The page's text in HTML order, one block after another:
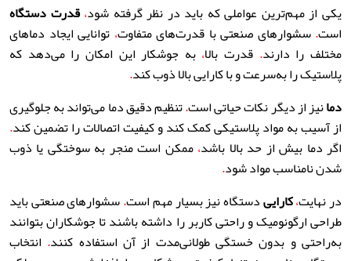
یکی از مهم‌ترین عواملی که باید در نظر گرفته شود، قدرت دستگاه
است.سشوارهای صنعتی با قدرت‌های متفاوت، توانایی ایجاد دماهای
مختلف را دارند. قدرت بالا، به جوشکار این امکان را می‌دهد که
پلاستیک را به‌سرعت و با کارایی بالا ذوب کند.
دمانیز از دیگر نکات حیاتی است.تنظیم دقیق دما می‌تواند به جلوگیری
از آسیب به مواد پلاستیکی کمک کند و کیفیت اتصالات را تضمین کند.
اگر دما بیش از حد بالا باشد،ممکن است منجر به سوختگی یا ذوب
شدن نامناسب مواد شود.
در نهایت،کاراییدستگاه نیز بسیار مهم است.سشوارهای صنعتی باید
طراحی ارگونومیک و راحتی کاربر را داشته باشند تا جوشکاران بتوانند
به‌راحتی و بدون خستگی طولانی‌مدت از آن استفاده کنند. انتخاب